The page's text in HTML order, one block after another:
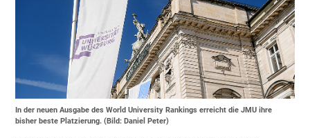
In der neuen Ausgabe des World University Rankings erreicht die JMU ihre
bisher beste Platzierung. (Bild: Daniel Peter)